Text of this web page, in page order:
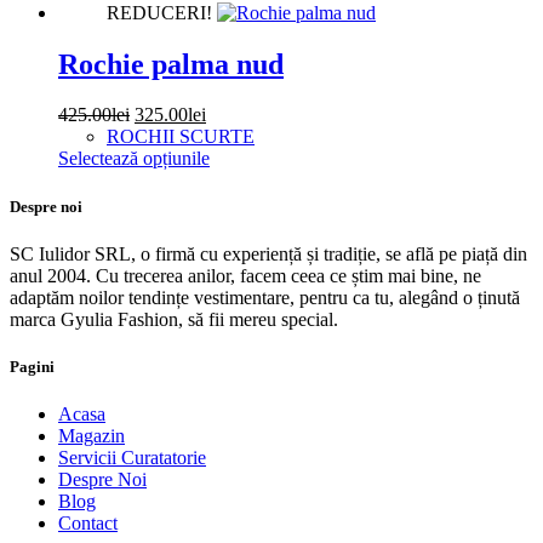
pagina
are
multe
variații.
fi
alese
REDUCERI!
Rochie palma nud
425.00lei Prețul
inițial
a
325.00lei
curent
este:
ROCHII SCURTE
Selectează opțiunileAcest
variații.
Opțiunile
pot
fi
Despre noi
SC Iulidor SRL, o firmă cu experiență și tradiție, se află pe piață din
anul 2004. Cu trecerea anilor, facem ceea ce știm mai bine, ne
adaptăm noilor tendințe vestimentare, pentru ca tu, alegând o ținută
marca Gyulia Fashion, să fii mereu special.
Pagini
Acasa
Magazin
Servicii Curatatorie
Despre Noi
Blog
Contact